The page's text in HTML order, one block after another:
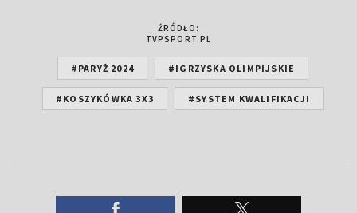
ŹRÓDŁO:
TVPSPORT.PL
#PARYŻ 2024 #IGRZYSKA OLIMPIJSKIE
#KOSZYKÓWKA 3X3 #SYSTEM KWALIFIKACJI